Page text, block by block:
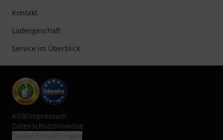
Kontakt
Ladengeschäft
Service im Überblick
AGB/Impressum
Datenschutzhinweise